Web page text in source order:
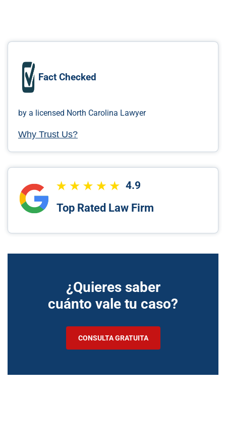
Fact Checked
by a licensed North Carolina Lawyer
Why Trust Us?
4.9
Top Rated Law Firm
¿Quieres saber
cuánto vale tu caso?
CONSULTA GRATUITA